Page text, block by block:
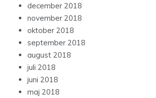
december 2018
november 2018
oktober 2018
september 2018
august 2018
juli 2018
juni 2018
maj 2018